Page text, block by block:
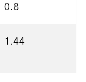
0.8
1.44